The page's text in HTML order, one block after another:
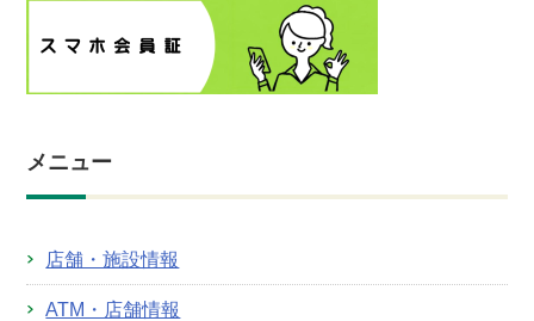
メニュー
店舗・施設情報
ATM・店舗情報